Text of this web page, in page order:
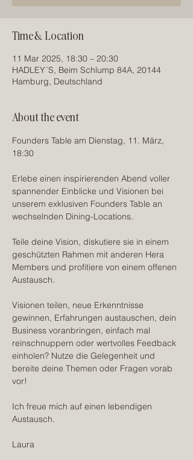
Time & Location
11 Mar 2025, 18:30 – 20:30
HADLEY´S, Beim Schlump 84A, 20144
Hamburg, Deutschland
About the event
Founders Table am Dienstag, 11. März,
18:30
Erlebe einen inspirierenden Abend voller
spannender Einblicke und Visionen bei
unserem exklusiven Founders Table an
wechselnden Dining-Locations.
Teile deine Vision, diskutiere sie in einem
geschützten Rahmen mit anderen Hera
Members und profitiere von einem offenen
Austausch.
Visionen teilen, neue Erkenntnisse
gewinnen, Erfahrungen austauschen, dein
Business voranbringen, einfach mal
reinschnuppern oder wertvolles Feedback
einholen? Nutze die Gelegenheit und
bereite deine Themen oder Fragen vorab
vor!
Ich freue mich auf einen lebendigen
Austausch.
Laura